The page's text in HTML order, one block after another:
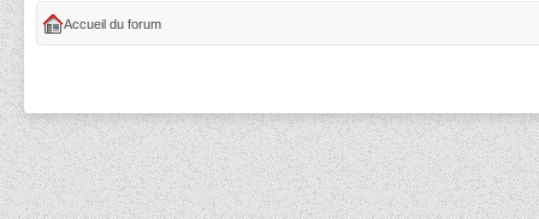
Accueil du forum